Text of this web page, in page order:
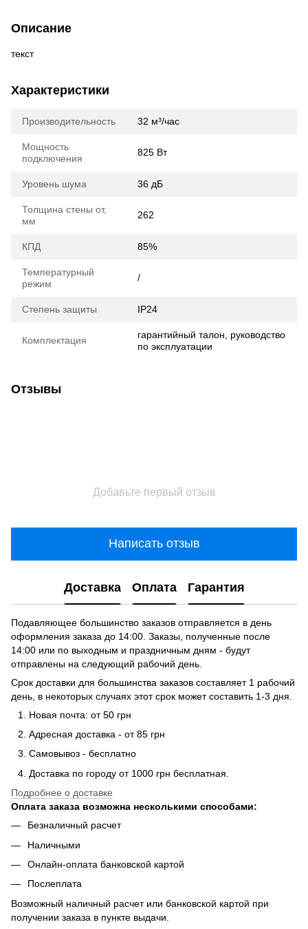
Описание
текст
Характеристики
Производительность 32 м³/час
Мощность
подключения
825 Вт
Уровень шума 36 дБ
Толщина стены от,
мм
262
КПД 85%
Температурный
режим
/
Степень защиты IP24
Комплектация
гарантийный талон, руководство
по эксплуатации
Отзывы
Добавьте первый отзыв
Написать отзыв
Доставка Оплата Гарантия
Подавляющее большинство заказов отправляется в день
оформления заказа до 14:00. Заказы, полученные после
14:00 или по выходным и праздничным дням - будут
отправлены на следующий рабочий день.
Срок доставки для большинства заказов составляет 1 рабочий
день, в некоторых случаях этот срок может составить 1-3 дня.
Новая почта: от 50 грн
Адресная доставка - от 85 грн
Самовывоз - бесплатно
Доставка по городу от 1000 грн бесплатная.
Подробнее о доставке
Оплата заказа возможна несколькими способами:
Безналичный расчет
Наличными
Онлайн-оплата банковской картой
Послеплата
Возможный наличный расчет или банковской картой при
получении заказа в пункте выдачи.